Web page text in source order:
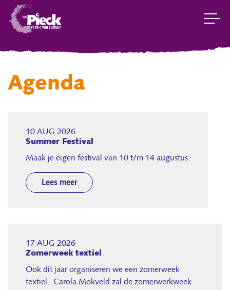
Agenda
10 AUG 2026
Summer Festival
Maak je eigen festival van 10 t/m 14 augustus.
Lees meer
17 AUG 2026
Zomerweek textiel
Ook dit jaar organiseren we een zomerweek
textiel. Carola Mokveld zal de zomerwerkweek